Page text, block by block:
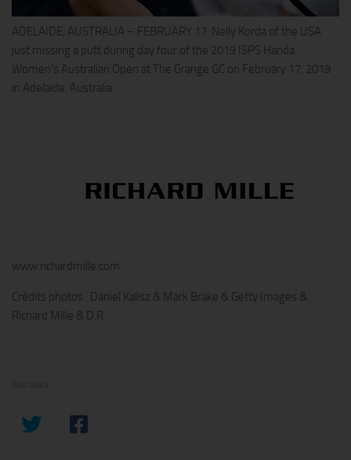
ADELAIDE, AUSTRALIA – FEBRUARY 17: Nelly Korda of the USA
just missing a putt during day four of the 2019 ISPS Handa
Women’s Australian Open at The Grange GC on February 17, 2019
in Adelaide, Australia.
www.richardmille.com
Crédits photos : Daniel Kalisz & Mark Brake & Getty Images &
Richard Mille & D.R